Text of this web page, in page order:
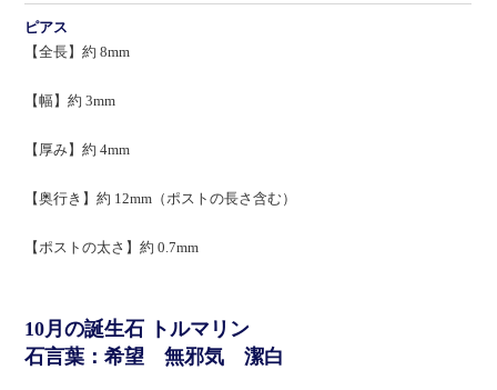
ピアス
【全長】約 8mm
【幅】約 3mm
【厚み】約 4mm
【奥行き】約 12mm（ポストの長さ含む）
【ポストの太さ】約 0.7mm
10月の誕生石 トルマリン
石言葉：希望 無邪気 潔白